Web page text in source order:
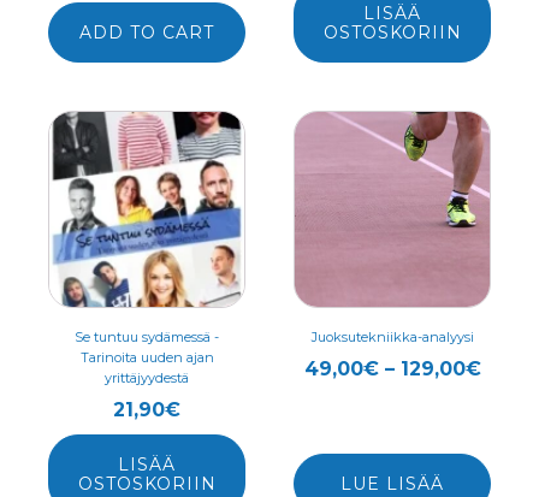
ADD TO CART
LISÄÄ
OSTOSKORIIN
Se tuntuu sydämessä -
Tarinoita uuden ajan
yrittäjyydestä
21,90€
LISÄÄ
OSTOSKORIIN
Juoksutekniikka-analyysi
49,00€ – 129,00€
LUE LISÄÄ
Tällä
useampi
tehdä
valinnat
tuotteen